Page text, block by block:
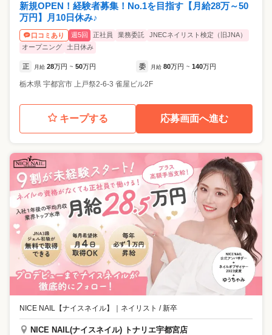
新規OPEN！経験者募集！No.1を目指す【月給28万～50
万円】月10日休み♪
口コミあり 週5回 正社員 業務委託
JNECネイリスト検定（旧JNA）
オープニング
土日休み
正 月給 28万円 ~ 50万円 委 月給 80万円 ~ 140万円
栃木県 宇都宮市 上戸祭2-6-3 雀屋ビル2F
キープする 応募画面へ進む
NICE NAIL【ナイスネイル】 ネイリスト / 新卒
NICE NAIL(ナイスネイル) トナリエ宇都宮店